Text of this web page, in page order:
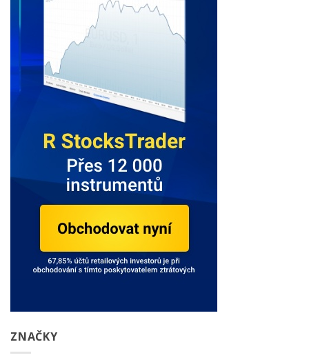
ZNAČKY